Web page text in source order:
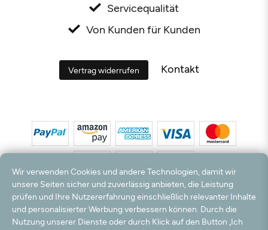
Servicequalität
Von Kunden für Kunden
Vertrag widerrufen Kontakt
*Alle Preise inkl. MwSt. und zzgl. Versandkosten. **Kostenloser Versand und Rückversand
nur innerhalb Deutschlands und Österreichs.
Hinweis:Wir nutzen Ihre E-Mail Adresse für werbliche Zwecke, die jederzeit widerrufen
Wir verwenden Cookies und andere Technologien, damit wir
unsere Seiten sicher und zuverlässig anbieten, die Leistung
prüfen und Ihre Nutzererfahrung einschließlich relevanter Inhalte
und personalisierter Werbung verbessern können. Durch die
Nutzung unserer Dienste oder durch Klick auf den Button „Ich